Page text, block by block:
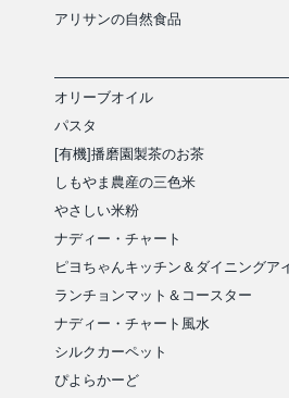
アリサンの自然食品
オリーブオイル
パスタ
[有機]播磨園製茶のお茶
しもやま農産の三色米
やさしい米粉
ナディー・チャート
ピヨちゃんキッチン＆ダイニングア
ランチョンマット＆コースター
ナディー・チャート風水
シルクカーペット
ぴよらかーど